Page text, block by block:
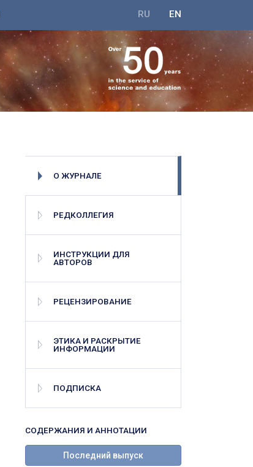
EN
RU
О ЖУРНАЛЕ
РЕДКОЛЛЕГИЯ
ИНСТРУКЦИИ ДЛЯ
АВТОРОВ
РЕЦЕНЗИРОВАНИЕ
ЭТИКА И РАСКРЫТИЕ
ИНФОРМАЦИИ
ПОДПИСКА
СОДЕРЖАНИЯ И АННОТАЦИИ
Последний выпуск